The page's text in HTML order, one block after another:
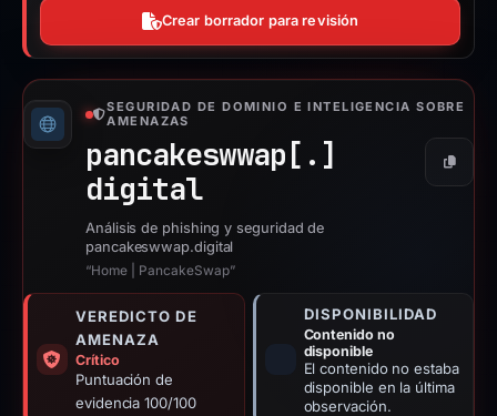
Crear borrador para revisión
SEGURIDAD DE DOMINIO E INTELIGENCIA SOBRE
AMENAZAS
pancakeswwap[.]
digital
Copiar
Análisis de phishing y seguridad de
pancakeswwap.digital
“Home | PancakeSwap”
VEREDICTO DE
AMENAZA
Crítico
Puntuación de
evidencia 100/100
DISPONIBILIDAD
Contenido no
disponible
El contenido no estaba
disponible en la última
observación.